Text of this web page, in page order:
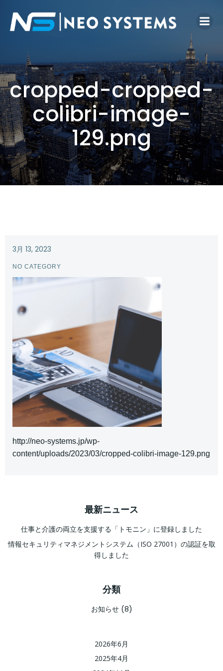
cropped-cropped-
colibri-image-
129.png
3月 13, 2023
NO CATEGORY
http://neo-systems.jp/wp-
content/uploads/2023/03/cropped-colibri-image-129.png
最新ニュース
仕事と介護の両立を支援する「トモニン」に登録しました
情報セキュリティマネジメントシステム（ISO 27001）の認証を取
得しました
分類
お知らせ(8)
2026年6月
2025年4月